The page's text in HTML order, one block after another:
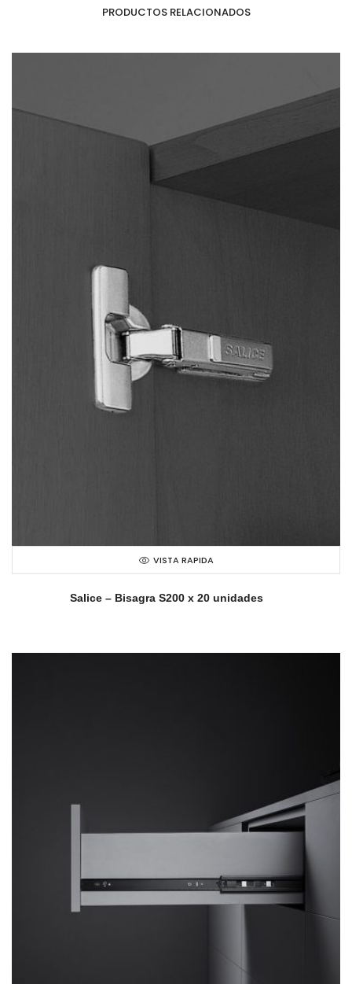
PRODUCTOS RELACIONADOS
VISTA RAPIDA
Salice – Bisagra S200 x 20 unidades